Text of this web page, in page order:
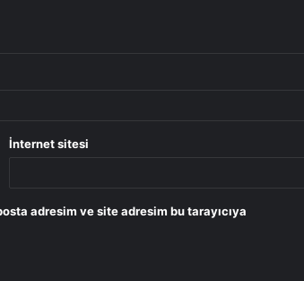
İnternet sitesi
adresim ve site adresim bu tarayıcıya